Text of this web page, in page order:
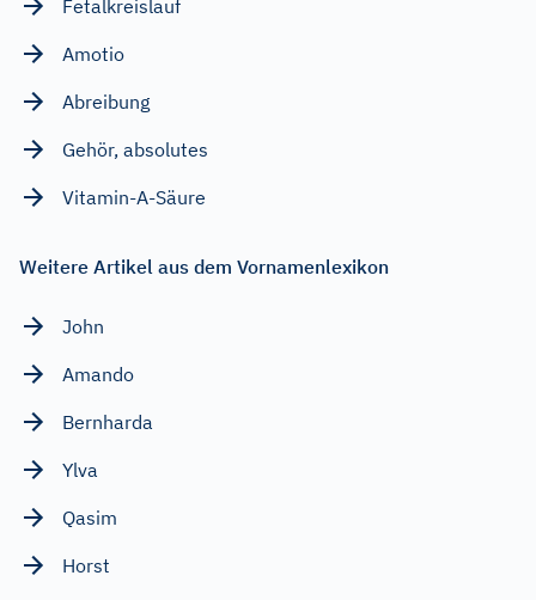
Fetalkreislauf
Amotio
Abreibung
Gehör, absolutes
Vitamin-A-Säure
Weitere Artikel aus dem Vornamenlexikon
John
Amando
Bernharda
Ylva
Qasim
Horst